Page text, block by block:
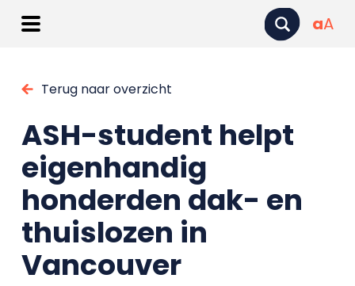
aA
Terug naar overzicht
ASH-student helpt
eigenhandig
honderden dak- en
thuislozen in
Vancouver